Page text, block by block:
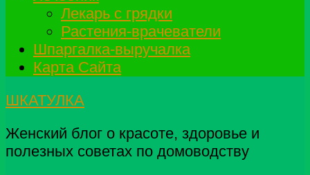
Лекарь с грядки
Растения-врачеватели
Шпаргалка-выручалка
Карта Сайта
ШКАТУЛКА
Женский блог о красоте, здоровье и
полезных советах по домоводству